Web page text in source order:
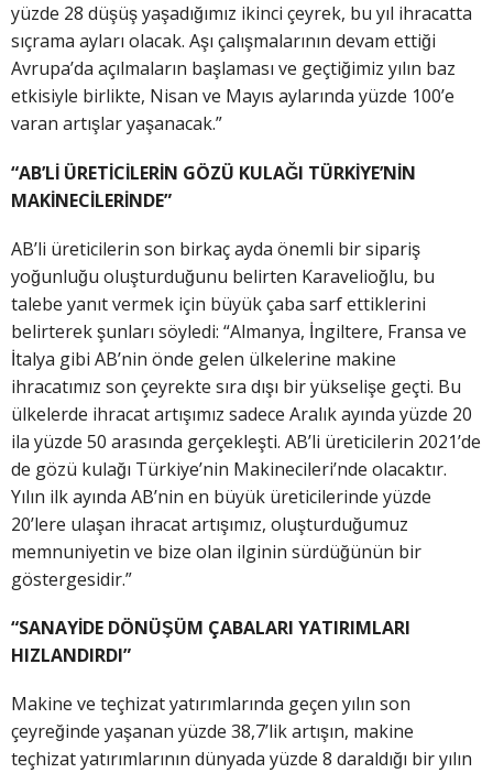
yüzde 28 düşüş yaşadığımız ikinci çeyrek, bu yıl ihracatta
sıçrama ayları olacak. Aşı çalışmalarının devam ettiği
Avrupa’da açılmaların başlaması ve geçtiğimiz yılın baz
etkisiyle birlikte, Nisan ve Mayıs aylarında yüzde 100’e
varan artışlar yaşanacak.”
“AB’Lİ ÜRETİCİLERİN GÖZÜ KULAĞI TÜRKİYE’NİN
MAKİNECİLERİNDE”
AB’li üreticilerin son birkaç ayda önemli bir sipariş
yoğunluğu oluşturduğunu belirten Karavelioğlu, bu
talebe yanıt vermek için büyük çaba sarf ettiklerini
belirterek şunları söyledi: “Almanya, İngiltere, Fransa ve
İtalya gibi AB’nin önde gelen ülkelerine makine
ihracatımız son çeyrekte sıra dışı bir yükselişe geçti. Bu
ülkelerde ihracat artışımız sadece Aralık ayında yüzde 20
ila yüzde 50 arasında gerçekleşti. AB’li üreticilerin 2021’de
de gözü kulağı Türkiye’nin Makinecileri’nde olacaktır.
Yılın ilk ayında AB’nin en büyük üreticilerinde yüzde
20’lere ulaşan ihracat artışımız, oluşturduğumuz
memnuniyetin ve bize olan ilginin sürdüğünün bir
göstergesidir.”
“SANAYİDE DÖNÜŞÜM ÇABALARI YATIRIMLARI
HIZLANDIRDI”
Makine ve teçhizat yatırımlarında geçen yılın son
çeyreğinde yaşanan yüzde 38,7’lik artışın, makine
teçhizat yatırımlarının dünyada yüzde 8 daraldığı bir yılın